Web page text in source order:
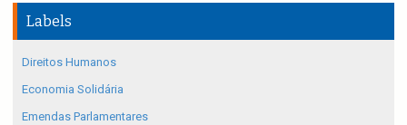
Labels
Direitos Humanos
Economia Solidária
Emendas Parlamentares